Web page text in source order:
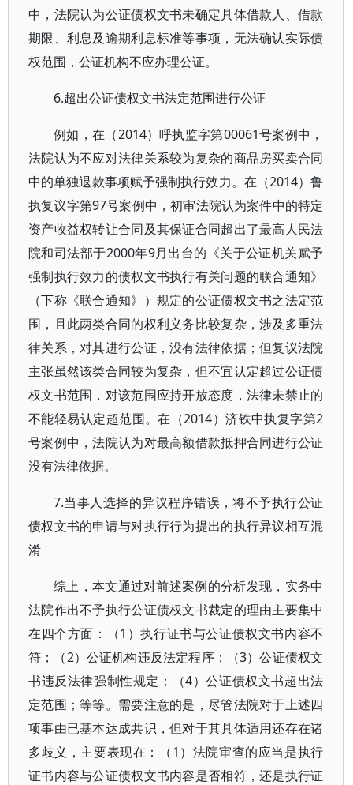
中，法院认为公证债权文书未确定具体借款人、借款
期限、利息及逾期利息标准等事项，无法确认实际债
权范围，公证机构不应办理公证。
6.超出公证债权文书法定范围进行公证
例如，在（2014）呼执监字第00061号案例中，
法院认为不应对法律关系较为复杂的商品房买卖合同
中的单独退款事项赋予强制执行效力。在（2014）鲁
执复议字第97号案例中，初审法院认为案件中的特定
资产收益权转让合同及其保证合同超出了最高人民法
院和司法部于2000年9月出台的《关于公证机关赋予
强制执行效力的债权文书执行有关问题的联合通知》
（下称《联合通知》）规定的公证债权文书之法定范
围，且此两类合同的权利义务比较复杂，涉及多重法
律关系，对其进行公证，没有法律依据；但复议法院
主张虽然该类合同较为复杂，但不宜认定超过公证债
权文书范围，对该范围应持开放态度，法律未禁止的
不能轻易认定超范围。在（2014）济铁中执复字第2
号案例中，法院认为对最高额借款抵押合同进行公证
没有法律依据。
7.当事人选择的异议程序错误，将不予执行公证
债权文书的申请与对执行行为提出的执行异议相互混
淆
综上，本文通过对前述案例的分析发现，实务中
法院作出不予执行公证债权文书裁定的理由主要集中
在四个方面：（1）执行证书与公证债权文书内容不
符；（2）公证机构违反法定程序；（3）公证债权文
书违反法律强制性规定；（4）公证债权文书超出法
定范围；等等。需要注意的是，尽管法院对于上述四
项事由已基本达成共识，但对于其具体适用还存在诸
多歧义，主要表现在：（1）法院审查的应当是执行
证书内容与公证债权文书内容是否相符，还是执行证